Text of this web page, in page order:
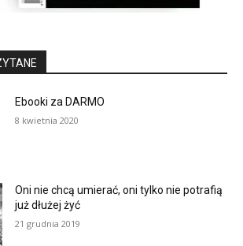
Ebooki za DARMO
8 kwietnia 2020
Oni nie chcą umierać, oni tylko nie potrafią
już dłużej żyć
21 grudnia 2019